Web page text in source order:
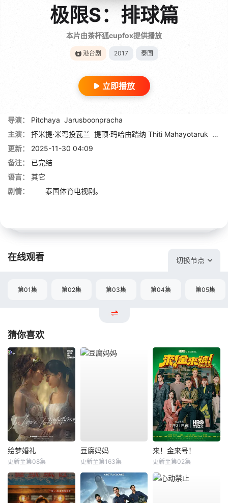
极限S：排球篇
本片由茶杯狐cupfox提供播放
港台剧 2017 泰国
立即播放
导演： Pitchaya Jarusboonpracha
主演：
抔米提·米弯投瓦兰 提顶·玛哈由踏纳 Thiti Mahayotaruk 帕
更新：
2025-11-30 04:09
备注：
已完结
语言：
其它
剧情：
泰国体育电视剧。
在线观看 切换节点
第01集 第02集 第03集 第04集 第05集
猜你喜欢
绘梦婚礼
更新至第08集
豆腐妈妈
更新至第163集
来！金来号！
更新至第02集